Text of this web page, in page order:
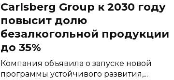
Carlsberg Group к 2030 году
повысит долю
безалкогольной продукции
до 35%
Компания объявила о запуске новой
программы устойчивого развития,...